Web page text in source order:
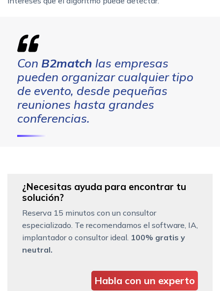
Con B2match las empresas
pueden organizar cualquier tipo
de evento, desde pequeñas
reuniones hasta grandes
conferencias.
¿Necesitas ayuda para encontrar tu
solución?
Reserva 15 minutos con un consultor
especializado. Te recomendamos el software, IA,
implantador o consultor ideal. 100% gratis y
neutral.
Habla con un experto